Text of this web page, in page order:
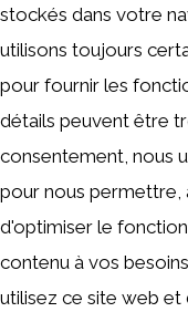
stockés dans votre
utilisons toujours
pour fournir les
détails peuvent être
consentement, nous
pour nous permettre,
d'optimiser le
contenu à vos
utilisez ce site web